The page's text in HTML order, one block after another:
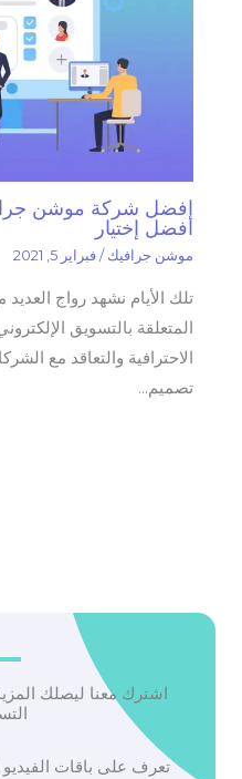
افضل شركة موشن
أفضل إختيار
موشن جرافيك /فبراير 5, 2021
تلك الأيام نشهد رواج
المتعلقة بالتسويق
الاحترافية والتعاقد مع
تصميم…
اشترك معنا ليصلك
تعرف على باقات